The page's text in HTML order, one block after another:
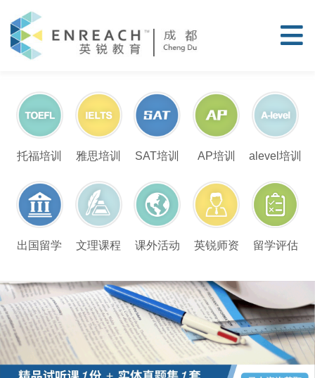
托福培训 雅思培训 SAT培训 AP培训 alevel培训
出国留学 文理课程 课外活动 英锐师资 留学评估